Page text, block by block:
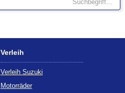
Verleih
Verleih Suzuki
Motorräder